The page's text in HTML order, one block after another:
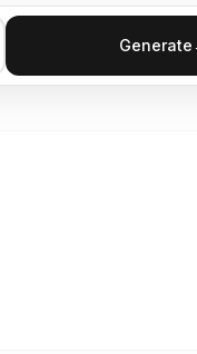
Generate